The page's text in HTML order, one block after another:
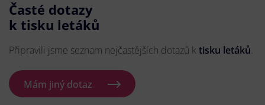
Časté dotazy
k tisku letáků
Připravili jsme seznam nejčastějších dotazů k tisku letáků.
Mám jiný dotaz